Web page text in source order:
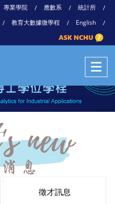
專業學院 / 應數系 / 統計所
/
/ 教育大數據微學程 / English /
徵才訊息